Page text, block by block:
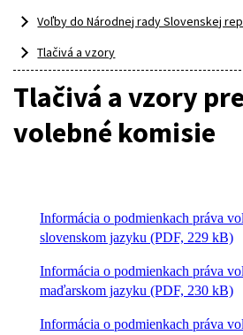
Voľby do Národnej rady Slovenskej
Tlačivá a vzory
Tlačivá a vzory
volebné komisie
Informácia o podmienkach práva
slovenskom jazyku (PDF, 229 kB)
Informácia o podmienkach práva
maďarskom jazyku (PDF, 230 kB)
Informácia o podmienkach práva